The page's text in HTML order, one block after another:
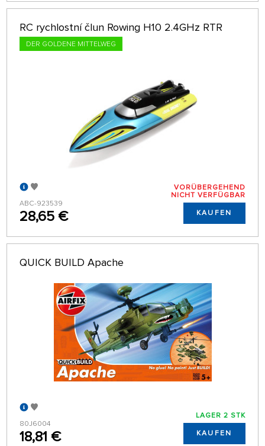
RC rychlostní člun Rowing H10 2.4GHz RTR
DER GOLDENE MITTELWEG
ABC-923539
28,65 €
VORÜBERGEHEND
NICHT VERFÜGBAR
KAUFEN
QUICK BUILD Apache
80J6004
18,81 €
LAGER 2 STK
KAUFEN